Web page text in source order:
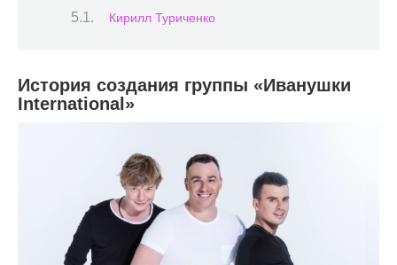
Кирилл Туриченко
История создания группы «Иванушки
International»